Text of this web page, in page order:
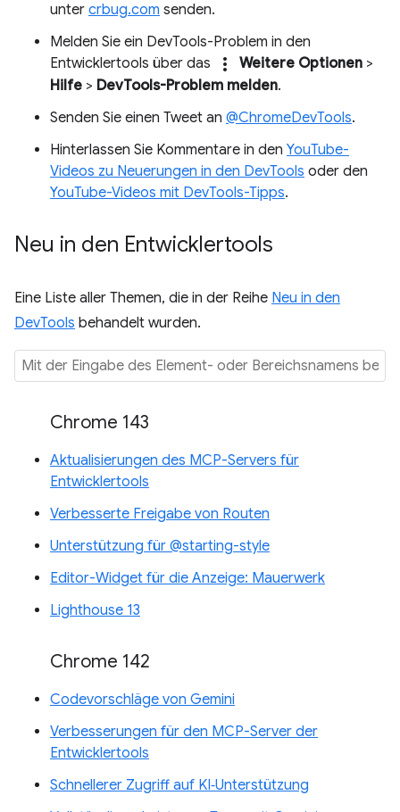
unter crbug.com senden.
Melden Sie ein DevTools-Problem in den
Entwicklertools über das
more_vert Weitere Optionen >
Hilfe > DevTools-Problem melden.
Senden Sie einen Tweet an @ChromeDevTools.
Hinterlassen Sie Kommentare in den YouTube-
Videos zu Neuerungen in den DevTools oder den
YouTube-Videos mit DevTools-Tipps.
Neu in den Entwicklertools
Eine Liste aller Themen, die in der Reihe Neu in den
DevTools behandelt wurden.
Chrome 143
Aktualisierungen des MCP-Servers für
Entwicklertools
Verbesserte Freigabe von Routen
Unterstützung für @starting-style
Editor-Widget für die Anzeige: Mauerwerk
Lighthouse 13
Chrome 142
Codevorschläge von Gemini
Verbesserungen für den MCP-Server der
Entwicklertools
Schnellerer Zugriff auf KI‑Unterstützung